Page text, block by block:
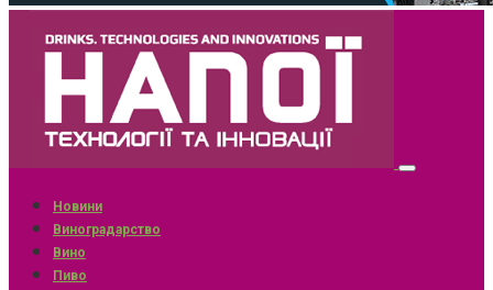
Новини
Виноградарство
Вино
Пиво